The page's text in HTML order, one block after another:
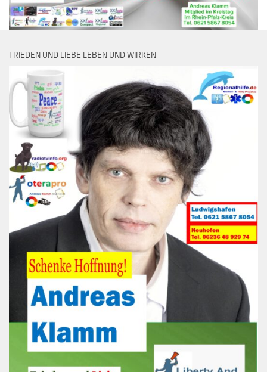
FRIEDEN UND LIEBE LEBEN UND WIRKEN